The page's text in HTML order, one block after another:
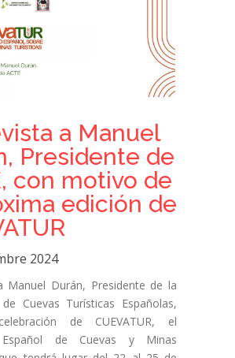
a Manuel
Presidente de
con motivo de
edición de
2024
Manuel Durán, Presidente de la
Cuevas Turísticas Españolas,
de CUEVATUR, el
Español de Cuevas y Minas